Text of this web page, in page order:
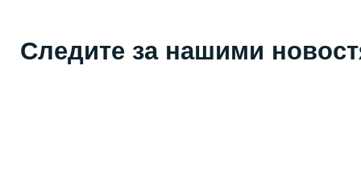
Следите за нашими